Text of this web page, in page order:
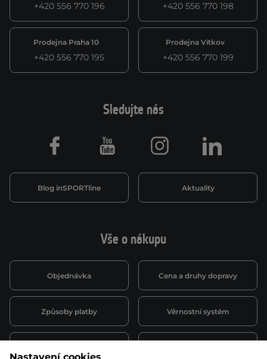
+420 556 770 196 +420 556 770 198
Prodejna Praha 10
+420 556 770 195
Prodejna Vítkov
+420 556 770 199
Vše o nákupu
Objednávka Cena a druhy dopravy
Způsoby platby Věrnostní systém
Sledujte nás
Blog inSPORTline Aktuality
Facebook Youtube Instagram LinkedIn